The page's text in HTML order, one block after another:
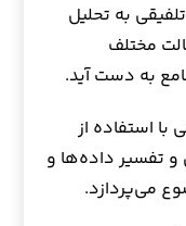
به تحلیل
مختلف
به دست آید.
با استفاده از
و تفسیر داده‌ها و
می‌پردازد.